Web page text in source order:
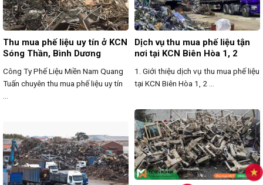
Thu mua phế liệu uy tín ở KCN
Sóng Thần, Bình Dương
Công Ty Phế Liệu Miền Nam Quang
Tuấn chuyên thu mua phế liệu uy tín
Dịch vụ thu mua phế liệu tận
nơi tại KCN Biên Hòa 1, 2
1. Giới thiệu dịch vụ thu mua phế liệu
tại KCN Biên Hòa 1, 2 ...